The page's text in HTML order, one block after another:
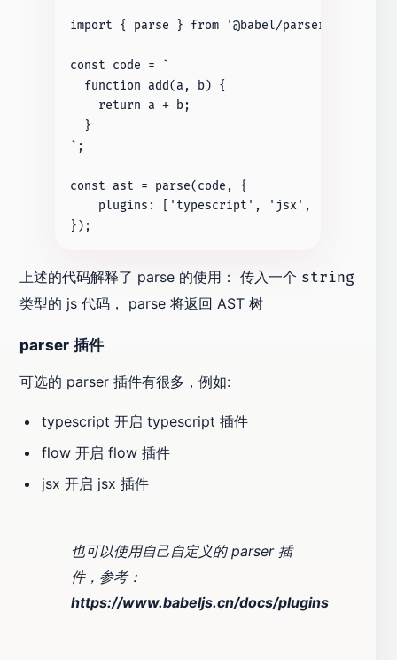
上述的代码解释了 parse 的使用： 传入一个 string
类型的 js 代码， parse 将返回 AST 树
parser 插件
可选的 parser 插件有很多，例如:
typescript 开启 typescript 插件
flow 开启 flow 插件
jsx 开启 jsx 插件
也可以使用自己自定义的 parser 插
件，参考：
https://www.babeljs.cn/docs/plugins